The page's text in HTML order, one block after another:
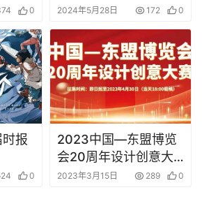
0
设计大赛征集
2024年5月28日 172 0
报
0
2023中国—东盟博览
会20周年设计创意大
赛征集
2023年3月15日 289 0